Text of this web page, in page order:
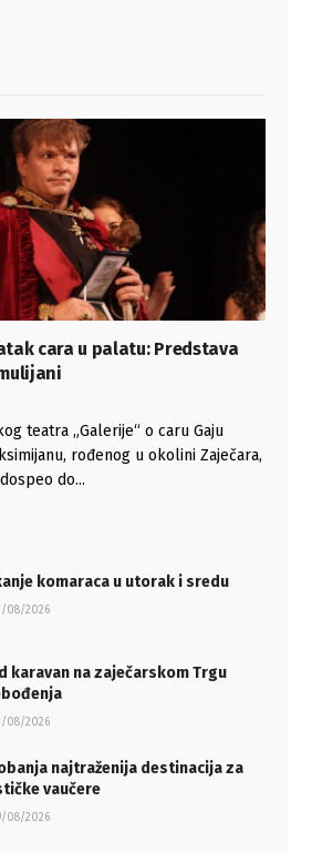
cara u palatu: Predstava
teatra „Galerije“ o caru Gaju
rođenog u okolini Zaječara,
do...
komaraca u utorak i sredu
08/2026
karavan na zaječarskom Trgu
08/2026
najtraženija destinacija za
vaučere
08/2026